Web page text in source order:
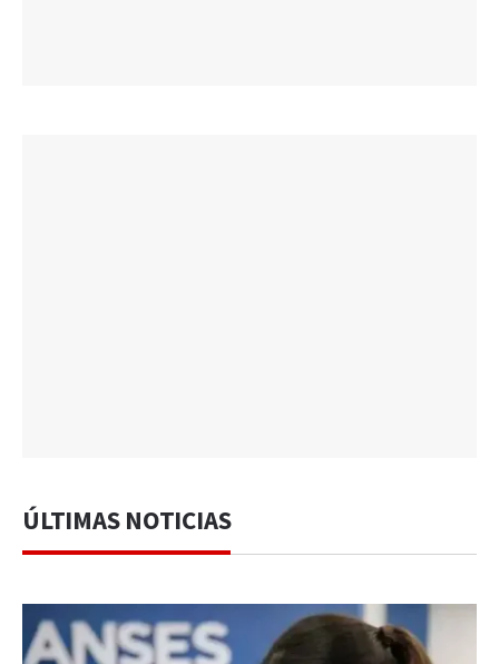
ÚLTIMAS NOTICIAS